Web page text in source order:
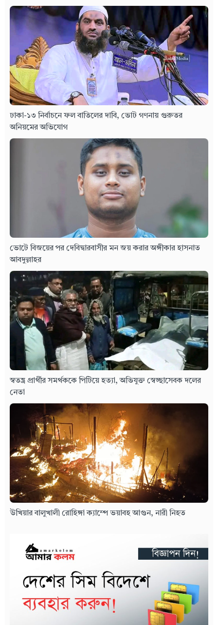
ঢাকা-১৩ নির্বাচনে ফল বাতিলের দাবি, ভোট গণনায় গুরুতর
অনিয়মের অভিযোগ
ভোটে বিজয়ের পর দেবিদ্বারবাসীর মন জয় করার অঙ্গীকার হাসনাত
আবদুল্লাহর
স্বতন্ত্র প্রার্থীর সমর্থককে পিটিয়ে হত্যা, অভিযুক্ত স্বেচ্ছাসেবক দলের
নেতা
উখিয়ার বালুখালী রোহিঙ্গা ক্যাম্পে ভয়াবহ আগুন, নারী নিহত